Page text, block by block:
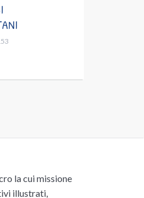
la cui missione
illustrati,